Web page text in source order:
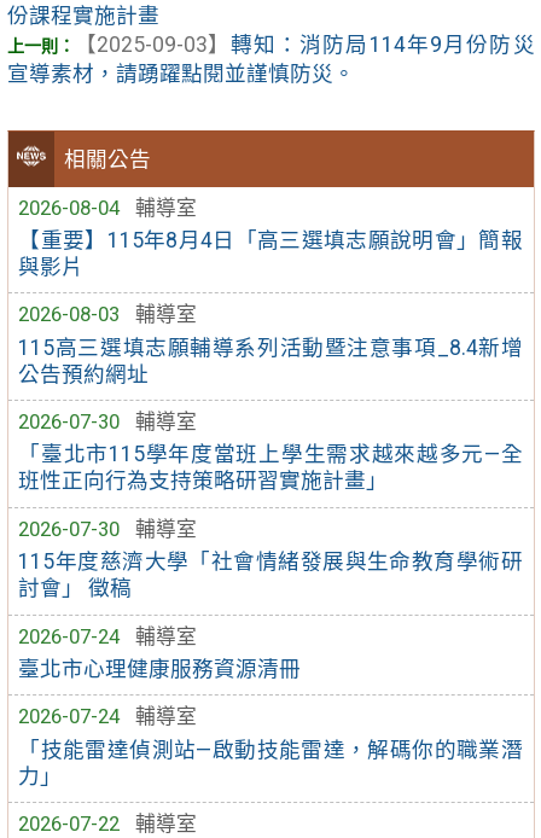
相關公告
2026-08-04
輔導室
【重要】115年8月4日「高三選填志願說明會」簡報
與影片
2026-08-03
輔導室
115高三選填志願輔導系列活動暨注意事項_8.4新增
公告預約網址
2026-07-30
輔導室
「臺北市115學年度當班上學生需求越來越多元—全
班性正向行為支持策略研習實施計畫」
2026-07-30
輔導室
115年度慈濟大學「社會情緒發展與生命教育學術研
討會」 徵稿
2026-07-24
輔導室
臺北市心理健康服務資源清冊
2026-07-24
輔導室
「技能雷達偵測站—啟動技能雷達，解碼你的職業潛
力」
2026-07-22
輔導室
份課程實施計畫
【2025-09-03】 轉知：消防局114年9月份防災
宣導素材，請踴躍點閱並謹慎防災。